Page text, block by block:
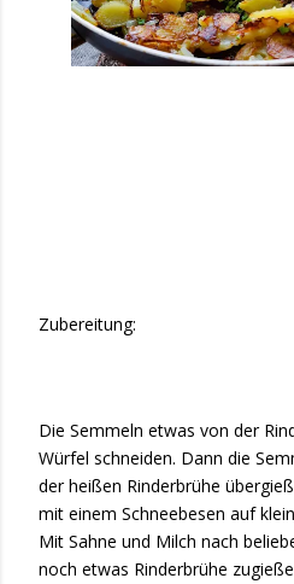
Zubereitung:
Die Semmeln etwas von der
Würfel schneiden. Dann die
der heißen Rinderbrühe
mit einem Schneebesen auf
Mit Sahne und Milch nach
noch etwas Rinderbrühe